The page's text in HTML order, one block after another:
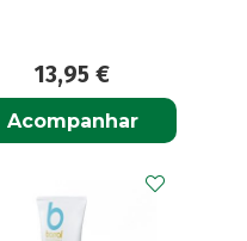
13,95 €
Acompanhar